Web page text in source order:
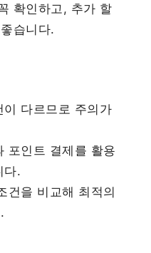
확인하고, 추가 할
습니다.
다르므로 주의가
포인트 결제를 활용
다.
건을 비교해 최적의